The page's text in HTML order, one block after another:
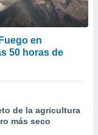
en
50 horas de
de la agricultura
más seco